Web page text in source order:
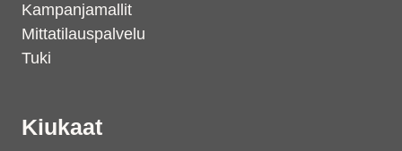
Kampanjamallit
Mittatilauspalvelu
Tuki
Kiukaat